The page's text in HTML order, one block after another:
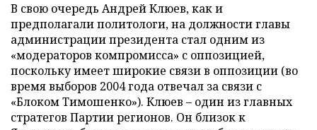
В свою очередь Андрей Клюев, как и
предполагали политологи, на должности главы
администрации президента стал одним из
«модераторов компромисса» с оппозицией,
поскольку имеет широкие связи в оппозиции (во
время выборов 2004 года отвечал за связи с
«Блоком Тимошенко»). Клюев – один из главных
стратегов Партии регионов. Он близок к